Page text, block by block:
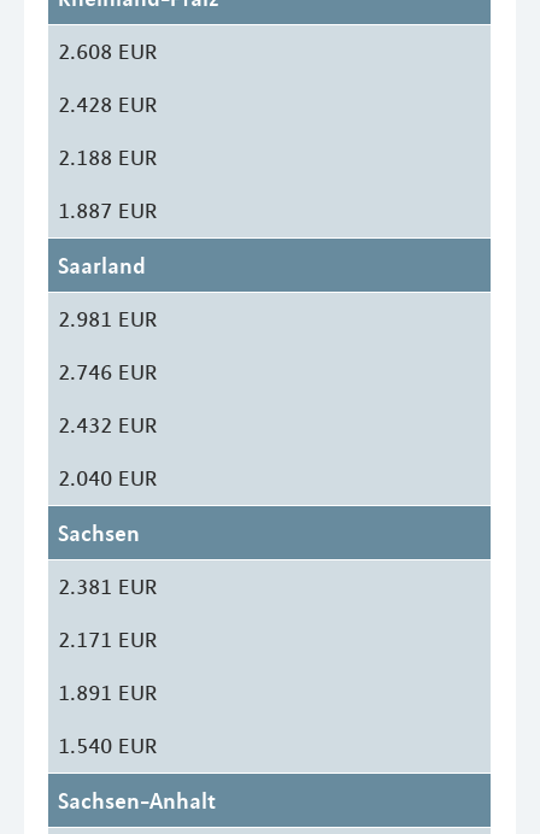
2.608 EUR
2.428 EUR
2.188 EUR
1.887 EUR
Saarland
2.981 EUR
2.746 EUR
2.432 EUR
2.040 EUR
Sachsen
2.381 EUR
2.171 EUR
1.891 EUR
1.540 EUR
Sachsen-Anhalt